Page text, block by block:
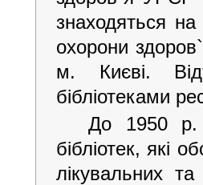
знаходяться на
охорони
м. Києві.
бібліотеками
До 1950 р.
бібліотек, які
лікувальних